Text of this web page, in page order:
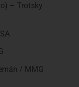
– Trotsky
/ MMG